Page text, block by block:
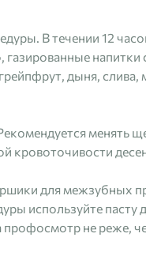
В течении 12
дыня,
менять
для межзубных
используйте пасту
не реже,